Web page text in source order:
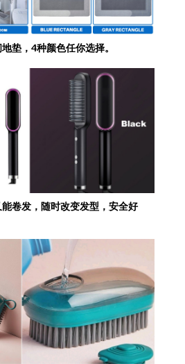
垫，4种颜色任你选择。
卷发，随时改变发型，安全好